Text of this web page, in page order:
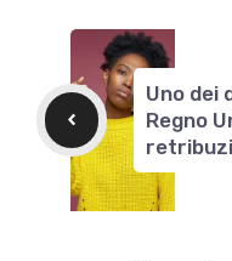
Uno dei
Regno